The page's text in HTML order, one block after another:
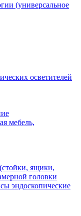
(универсальное
осветителей
мебель,
ящики,
головки
эндоскопические